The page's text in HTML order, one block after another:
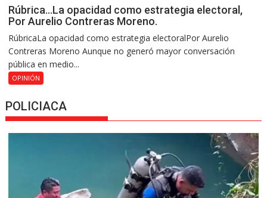
Rúbrica…La opacidad como estrategia electoral,
Por Aurelio Contreras Moreno.
RúbricaLa opacidad como estrategia electoralPor Aurelio
Contreras Moreno Aunque no generó mayor conversación
pública en medio...
OPINIÓN
POLICIACA